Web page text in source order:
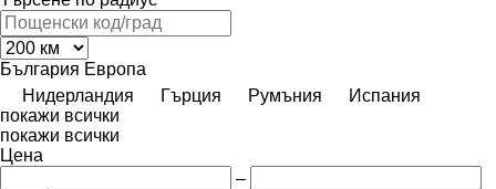
България Европа
Нидерландия
Гърция Румъния
Испания
покажи всички
покажи всички
Цена
–